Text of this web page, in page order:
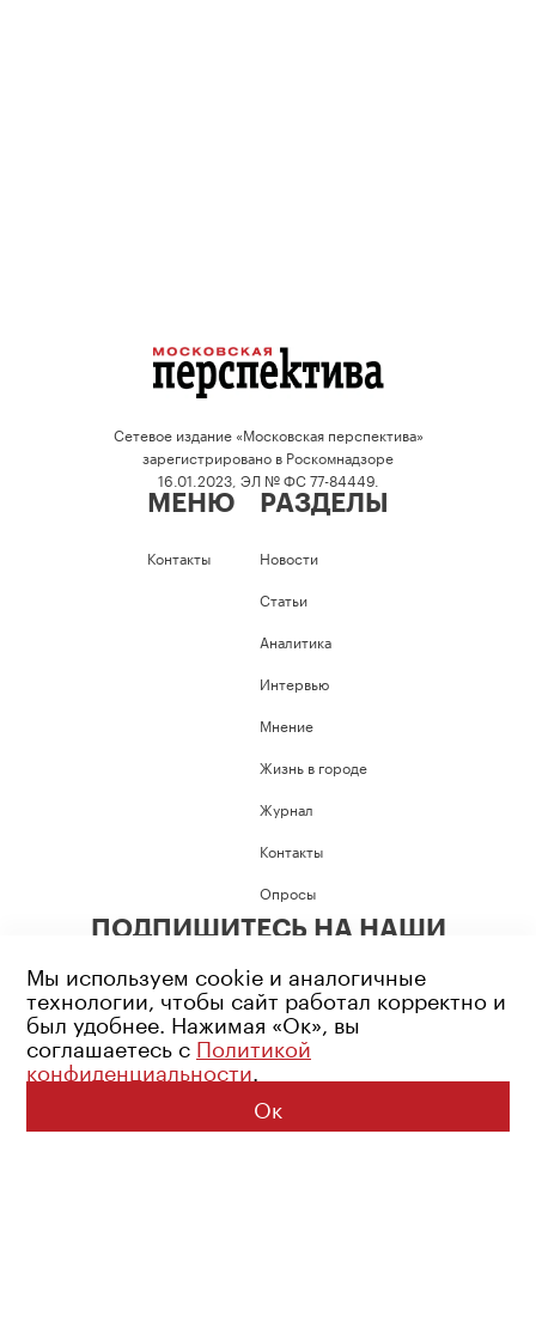
Сетевое издание «Московская перспектива»
зарегистрировано в Роскомнадзоре
16.01.2023, ЭЛ № ФС 77-84449.
МЕНЮ
Контакты
РАЗДЕЛЫ
Новости
Статьи
Аналитика
Интервью
Мнение
Жизнь в городе
Журнал
Контакты
Опросы
ПОДПИШИТЕСЬ НА НАШИ
Возрастное ограничение: 16+
Политика конфиденциальности
© 2026 Все права защищены
Мы используем cookie и аналогичные
технологии, чтобы сайт работал корректно и
был удобнее. Нажимая «Ок», вы
соглашаетесь с Политикой
конфиденциальности.
Ок